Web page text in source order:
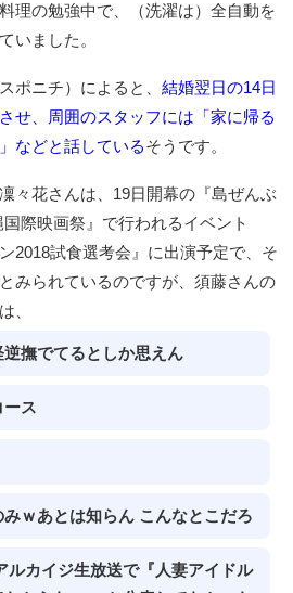
理の勉強中で、（洗濯は）全自動を
いました。
ポニチ）によると、 結婚翌日の14日
せ、周囲のスタッフには「家に帰る
などと話しているそうです。
々花さんは、19日開幕の『島ぜんぶ
際映画祭』で行われるイベント
2018試食選考会』に出演予定で、そ
みられているのですが、須藤さんの
、
撫でてるとしか思えん
ース
ｗあとは知らん こんなとこだろ
ルカイジ生放送で『人妻アイドル